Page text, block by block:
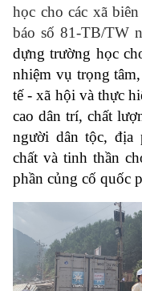
học cho các xã
báo số 81-TB/TW
dựng trường học
nhiệm vụ trọng
tế - xã hội và thực
cao dân trí, chất
người dân tộc, địa
chất và tinh thần
phần củng cố quốc